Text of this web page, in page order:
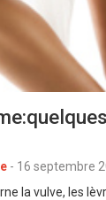
- 16 septembre
la vulve, les